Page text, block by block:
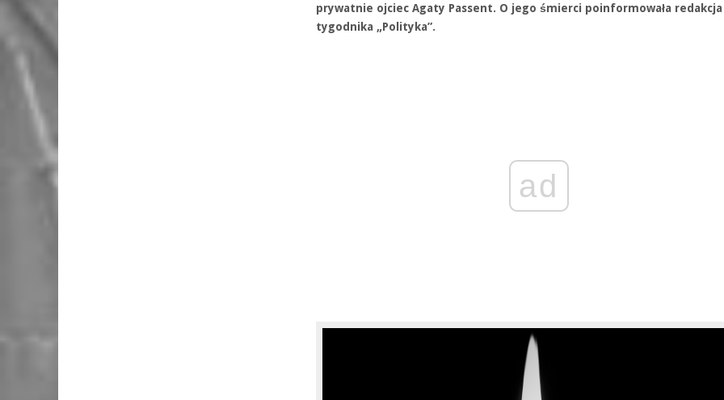
prywatnie ojciec Agaty Passent. O jego śmierci poinformowała redakcja
tygodnika „Polityka”.
ad